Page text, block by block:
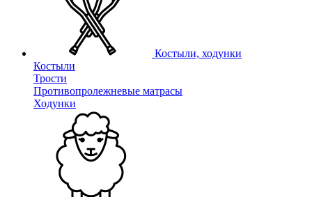
Костыли, ходунки
Костыли
Трости
Противопролежневые матрасы
Ходунки